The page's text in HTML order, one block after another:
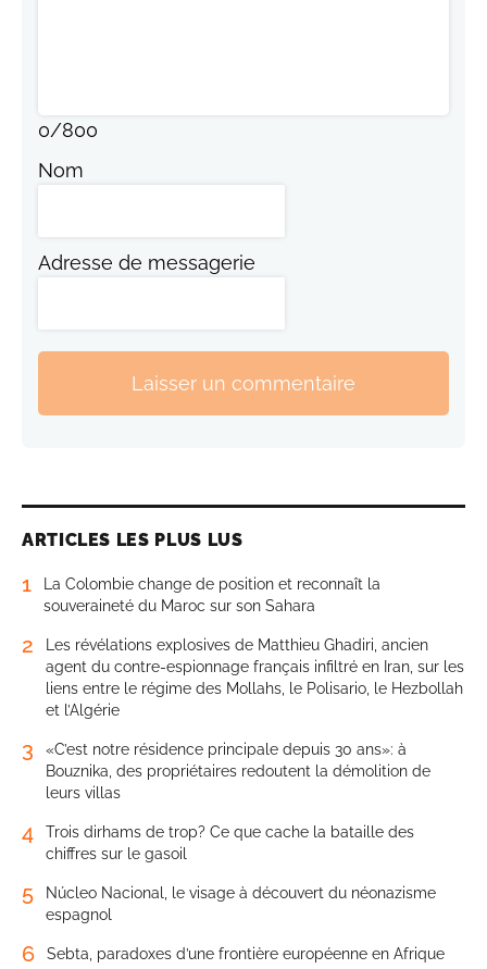
0/800
Nom
Adresse de messagerie
Laisser un commentaire
ARTICLES LES PLUS LUS
1
La Colombie change de position et reconnaît la
souveraineté du Maroc sur son Sahara
2
Les révélations explosives de Matthieu Ghadiri, ancien
agent du contre-espionnage français infiltré en Iran, sur les
liens entre le régime des Mollahs, le Polisario, le Hezbollah
et l’Algérie
3
«C’est notre résidence principale depuis 30 ans»: à
Bouznika, des propriétaires redoutent la démolition de
leurs villas
4
Trois dirhams de trop? Ce que cache la bataille des
chiffres sur le gasoil
5
Núcleo Nacional, le visage à découvert du néonazisme
espagnol
6 Sebta, paradoxes d’une frontière européenne en Afrique